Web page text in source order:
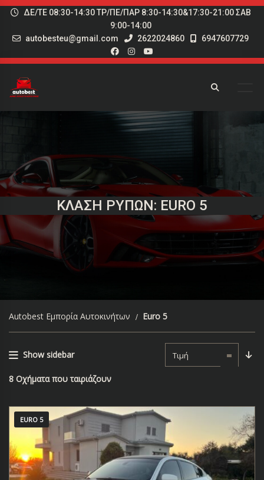
ΔΕ/ΤΕ 08:30-14:30 ΤΡ/ΠΕ/ΠΑΡ 8:30-14:30&17:30-21:00 ΣΑΒ
9:00-14:00
autobesteu@gmail.com
2622024860 6947607729
ΚΛΆΣΗ ΡΎΠΩΝ: EURO 5
Autobest Εμπορία Αυτοκινήτων Euro 5
Show sidebar Τιμή
8 Οχήματα που ταιριάζουν
EURO 5